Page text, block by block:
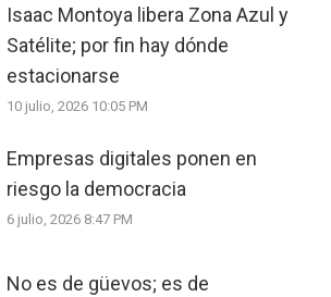
Isaac Montoya libera Zona Azul y
Satélite; por fin hay dónde
estacionarse
10 julio, 2026 10:05 PM
Empresas digitales ponen en
riesgo la democracia
6 julio, 2026 8:47 PM
No es de güevos; es de